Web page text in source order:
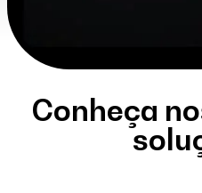
Conheça